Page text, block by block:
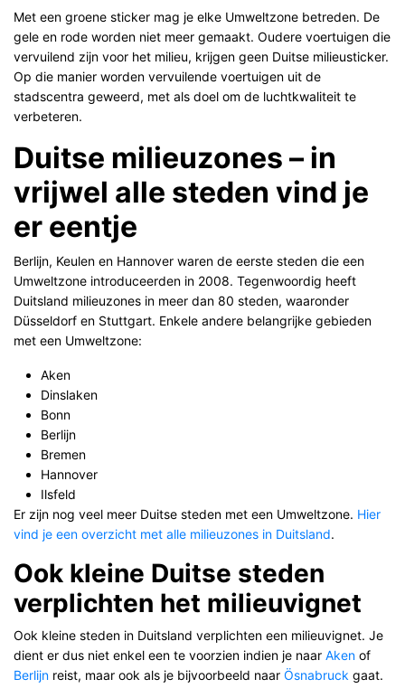
Met een groene sticker mag je elke Umweltzone betreden. De
gele en rode worden niet meer gemaakt. Oudere voertuigen die
vervuilend zijn voor het milieu, krijgen geen Duitse milieusticker.
Op die manier worden vervuilende voertuigen uit de
stadscentra geweerd, met als doel om de luchtkwaliteit te
verbeteren.
Duitse milieuzones – in
vrijwel alle steden vind je
er eentje
Berlijn, Keulen en Hannover waren de eerste steden die een
Umweltzone introduceerden in 2008. Tegenwoordig heeft
Duitsland milieuzones in meer dan 80 steden, waaronder
Düsseldorf en Stuttgart. Enkele andere belangrijke gebieden
met een Umweltzone:
Aken
Dinslaken
Bonn
Berlijn
Bremen
Hannover
Ilsfeld
Er zijn nog veel meer Duitse steden met een Umweltzone. Hier
vind je een overzicht met alle milieuzones in Duitsland.
Ook kleine Duitse steden
verplichten het milieuvignet
Ook kleine steden in Duitsland verplichten een milieuvignet. Je
dient er dus niet enkel een te voorzien indien je naar Aken of
Berlijn reist, maar ook als je bijvoorbeeld naar Ösnabruck gaat.